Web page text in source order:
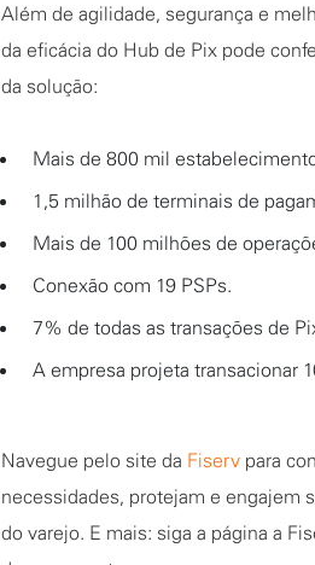
Além de agilidade, segurança e
da eficácia do Hub de Pix pode
da solução:
Mais de 800 mil
1,5 milhão de terminais de
Mais de 100 milhões de
Conexão com 19 PSPs.
7% de todas as transações de
A empresa projeta transacionar
Navegue pelo site da Fiserv para
necessidades, protejam e engajem
do varejo. E mais: siga a página a